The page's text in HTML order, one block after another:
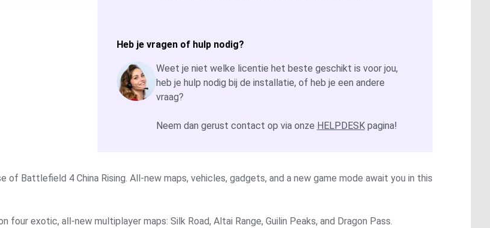
Heb je vragen of hulp nodig?
Weet je niet welke licentie het beste geschikt is voor jou,
heb je hulp nodig bij de installatie, of heb je een andere
vraag?
Neem dan gerust contact op via onze HELPDESKpagina!
Battlefield 4 China Rising. All-new maps, vehicles, gadgets, and a new game mode await you in this
exotic, all-new multiplayer maps: Silk Road, Altai Range, Guilin Peaks, and Dragon Pass.